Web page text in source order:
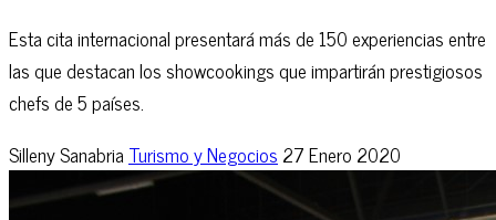
Esta cita internacional presentará más de 150 experiencias entre
las que destacan los showcookings que impartirán prestigiosos
chefs de 5 países.
Silleny SanabriaTurismo y Negocios 27 Enero 2020